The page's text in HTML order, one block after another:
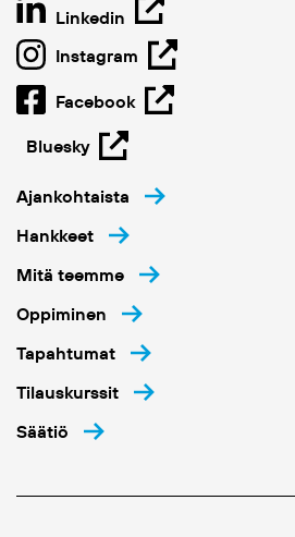
Linkedin
Instagram
Facebook
Bluesky
Ajankohtaista
Hankkeet
Mitä teemme
Oppiminen
Tapahtumat
Tilauskurssit
Säätiö